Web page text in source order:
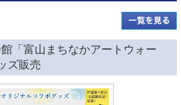
「富山まちなかアートウォー
ズ販売